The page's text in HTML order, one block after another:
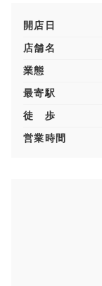
開店日
店舗名
業態
最寄駅
徒 歩
営業時間